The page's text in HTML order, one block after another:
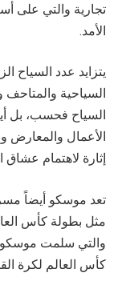
تجارية والتي على
الأمد.
يتزايد عدد السياح
السياحية
السياح فحسب، بل
الأعمال والمعارض
إثارة لاهتمام
تعد موسكو أيضاً
والتي سلمت موسكو
كأس العالم لكرة القدم